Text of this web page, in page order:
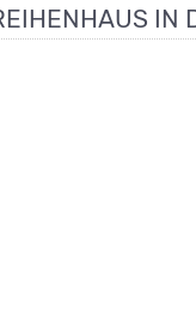
IN